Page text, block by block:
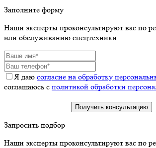
Заполните форму
Наши эксперты проконсультируют вас по
или обслуживанию спецтехники
Я даю согласие на обработку
соглашаюсь с политикой обработки
Запросить подбор
Наши эксперты проконсультируют вас по